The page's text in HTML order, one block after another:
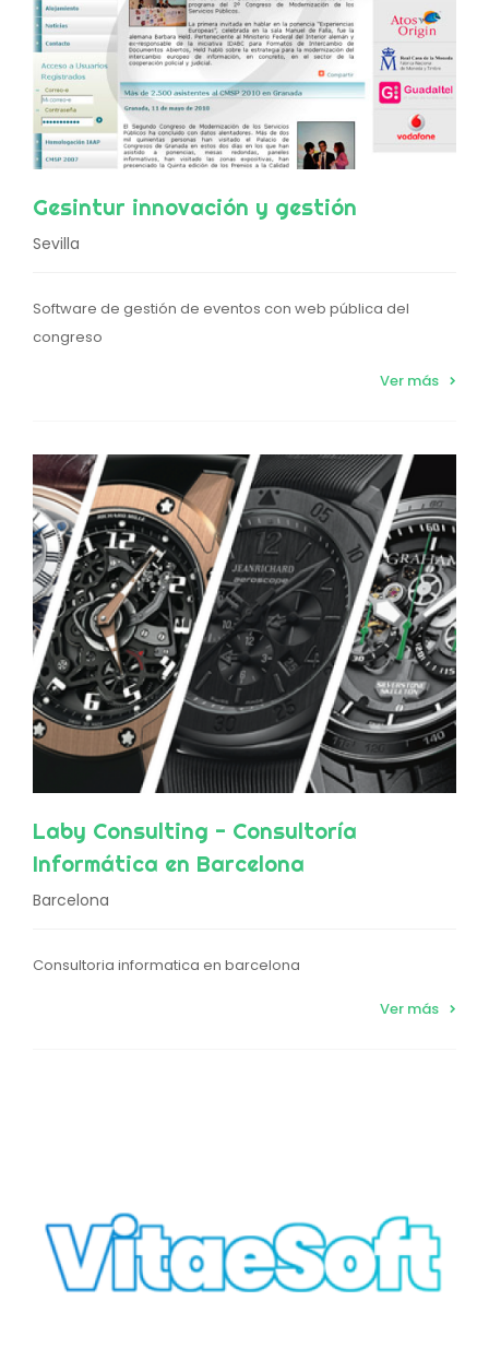
Gesintur innovación y gestión
Sevilla
Software de gestión de eventos con web pública del
congreso
Ver más
Laby Consulting - Consultoría
Informática en Barcelona
Barcelona
Consultoria informatica en barcelona
Ver más